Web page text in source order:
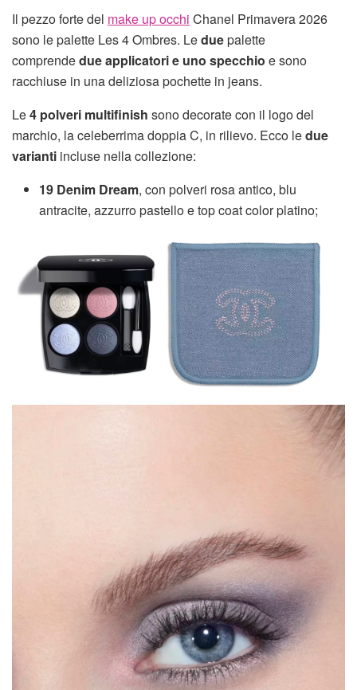
Il pezzo forte del make up occhi Chanel Primavera 2026
sono le palette Les 4 Ombres. Leduepalette
comprendedue applicatori e uno specchio e sono
racchiuse in una deliziosa pochette in jeans.
Le4 polveri multifinish sono decorate con il logo del
marchio, la celeberrima doppia C, in rilievo. Ecco ledue
varianti incluse nella collezione:
19 Denim Dream, con polveri rosa antico, blu
antracite, azzurro pastello e top coat color platino;